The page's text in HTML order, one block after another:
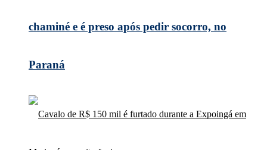
chaminé e é preso após pedir socorro, no
Paraná